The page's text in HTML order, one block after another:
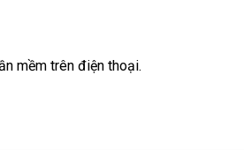
mềm trên điện thoại.